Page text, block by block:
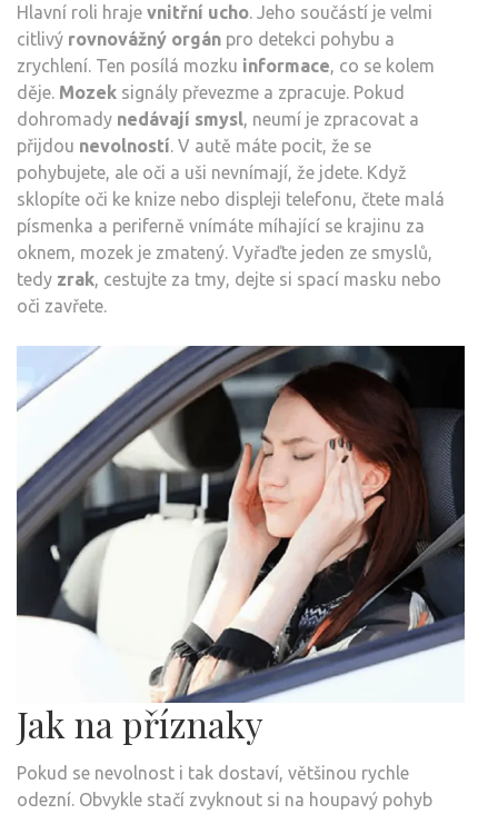
Hlavní roli hraje vnitřní ucho. Jeho součástí je velmi
citlivý rovnovážný orgán pro detekci pohybu a
zrychlení. Ten posílá mozku informace, co se kolem
děje. Mozek signály převezme a zpracuje. Pokud
dohromady nedávají smysl, neumí je zpracovat a
přijdou nevolností. V autě máte pocit, že se
pohybujete, ale oči a uši nevnímají, že jdete. Když
sklopíte oči ke knize nebo displeji telefonu, čtete malá
písmenka a periferně vnímáte míhající se krajinu za
oknem, mozek je zmatený. Vyřaďte jeden ze smyslů,
tedy zrak, cestujte za tmy, dejte si spací masku nebo
oči zavřete.
Jak na příznaky
Pokud se nevolnost i tak dostaví, většinou rychle
odezní. Obvykle stačí zvyknout si na houpavý pohyb